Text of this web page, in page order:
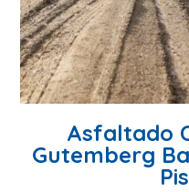
Asfaltado
Gutemberg